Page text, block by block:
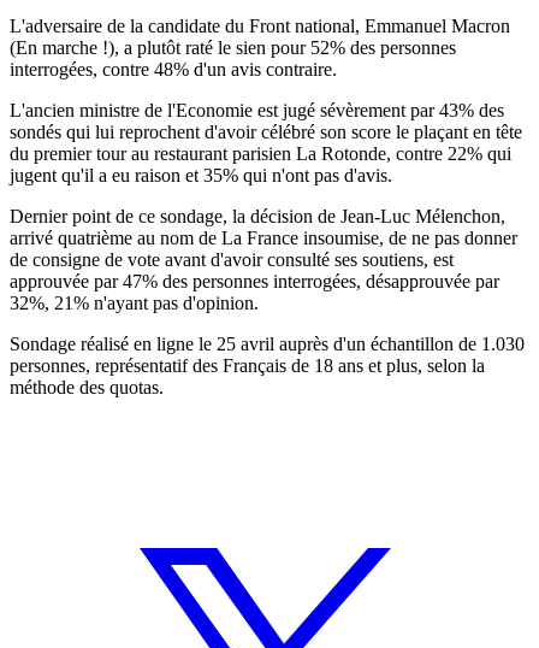
L'adversaire de la candidate du Front national, Emmanuel Macron
(En marche !), a plutôt raté le sien pour 52% des personnes
interrogées, contre 48% d'un avis contraire.
L'ancien ministre de l'Economie est jugé sévèrement par 43% des
sondés qui lui reprochent d'avoir célébré son score le plaçant en tête
du premier tour au restaurant parisien La Rotonde, contre 22% qui
jugent qu'il a eu raison et 35% qui n'ont pas d'avis.
Dernier point de ce sondage, la décision de Jean-Luc Mélenchon,
arrivé quatrième au nom de La France insoumise, de ne pas donner
de consigne de vote avant d'avoir consulté ses soutiens, est
approuvée par 47% des personnes interrogées, désapprouvée par
32%, 21% n'ayant pas d'opinion.
Sondage réalisé en ligne le 25 avril auprès d'un échantillon de 1.030
personnes, représentatif des Français de 18 ans et plus, selon la
méthode des quotas.